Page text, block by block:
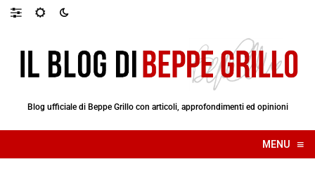
Blog ufficiale di Beppe Grillo con articoli, approfondimenti ed opinioni
MENU ≡
☰